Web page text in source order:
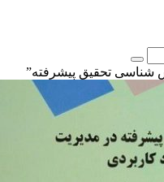
تحقیق پیشرفته”